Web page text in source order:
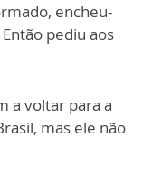
, encheu-
Então pediu aos
a voltar para a
asil, mas ele não